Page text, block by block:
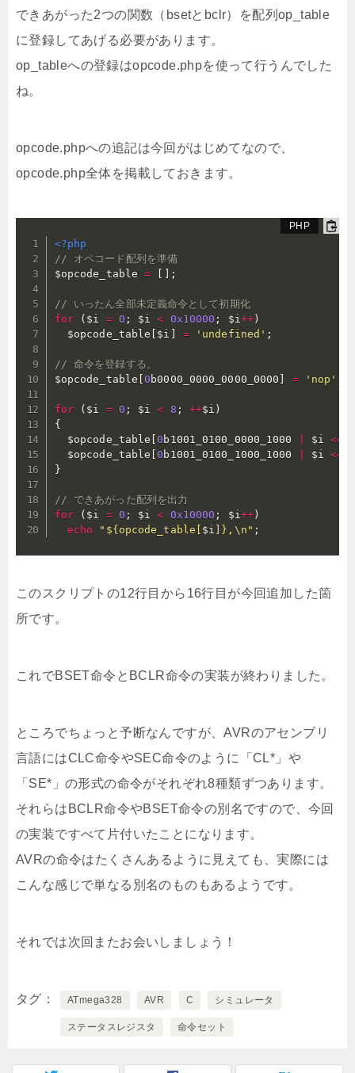
できあがった2つの関数（bsetとbclr）を配列op_table
に登録してあげる必要があります。
op_tableへの登録はopcode.phpを使って行うんでした
ね。
opcode.phpへの追記は今回がはじめてなので、
opcode.php全体を掲載しておきます。
<?php
// オペコード配列を準備
$opcode_table
= ;
// いったん全部未定義命令として初期化
for
( $i = 0 ; $i < 0x10000 ; $i ++ )
$opcode_table
$i = 'undefined' ;
// 命令を登録する。
$opcode_table [0 b0000_0000_0000_0000 = 'nop'
for ( $i = 0 ; $i < 8 ; ++$i )
{
$opcode_table [0 b1001_0100_0000_1000 $i <<
$opcode_table [0 b1001_0100_1000_1000 $i <<
}
// できあがった配列を出力
for
( $i = 0 ; $i < 0x10000 ; $i ++ )
echo
"${opcode_table[ $i ]},\n" ;
このスクリプトの12行目から16行目が今回追加した箇
所です。
これでBSET命令とBCLR命令の実装が終わりました。
ところでちょっと予断なんですが、AVRのアセンブリ
言語にはCLC命令やSEC命令のように「CL*」や
「SE*」の形式の命令がそれぞれ8種類ずつあります。
それらはBCLR命令やBSET命令の別名ですので、今回
の実装ですべて片付いたことになります。
AVRの命令はたくさんあるように見えても、実際には
こんな感じで単なる別名のものもあるようです。
それでは次回またお会いしましょう！
タグ ATmega328 AVR C シミュレータ
ステータスレジスタ 命令セット